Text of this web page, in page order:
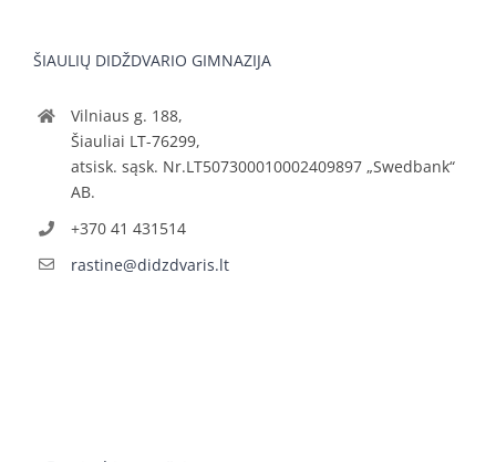
ŠIAULIŲ DIDŽDVARIO GIMNAZIJA
Vilniaus g. 188,
Šiauliai LT-76299,
atsisk. sąsk. Nr.LT507300010002409897 „Swedbank“
AB.
+370 41 431514
rastine@didzdvaris.lt